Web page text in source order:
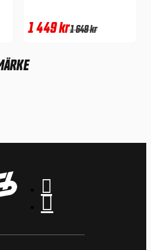
1 449kr1 649kr